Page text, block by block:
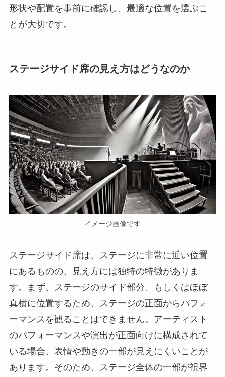
形状や配置を事前に確認し、最適な位置を選ぶこ
とが大切です。
ステージサイド席の見え方はどうなのか
イメージ画像です
ステージサイド席は、ステージに非常に近い位置
にあるものの、見え方には独特の特徴がありま
す。まず、ステージのサイド部分、もしくはほぼ
真横に位置するため、ステージの正面からパフォ
ーマンスを観ることはできません。アーティスト
のパフォーマンスや演出が正面向けに構成されて
いる場合、表情や動きの一部が見えにくいことが
あります。そのため、ステージ全体の一部が視界